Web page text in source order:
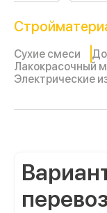
Сухие смеси
Лакокрасочный
Электрические